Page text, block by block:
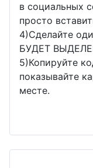
в социальных
просто
4)Сделайте
БУДЕТ
5)Копируйте
показывайте
месте.